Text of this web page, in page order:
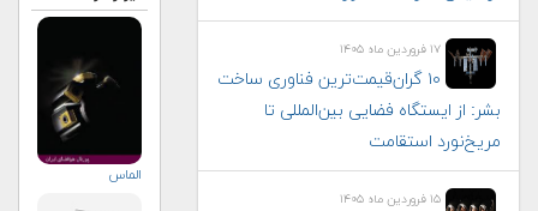
۱۷ فروردین ماه ۱۴۰۵
۱۰ گران‌قیمت‌ترین فناوری‌ ساخت
بشر: از ایستگاه فضایی بین‌المللی تا
مریخ‌نورد استقامت
۱۵ فروردین ماه ۱۴۰۵
الماس